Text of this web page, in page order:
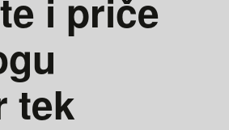
i priče
tek